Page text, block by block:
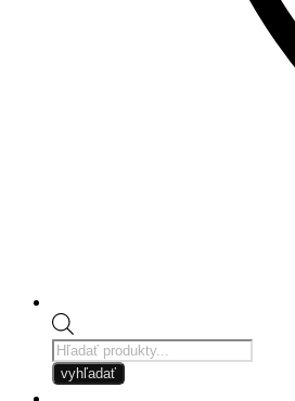
Products
search
vyhľadať